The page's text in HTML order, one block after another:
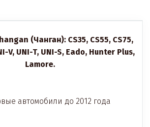
(Чанган): CS35, CS55, CS75,
V, UNI-T, UNI-S, Eado, Hunter Plus,
Lamore.
автомобили до 2012 года